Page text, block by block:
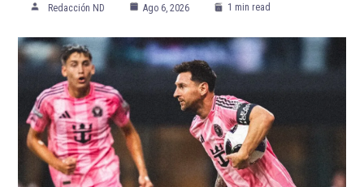
Redacción ND Ago 6, 2026 1 min read